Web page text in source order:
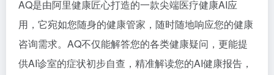
AQ是由阿里健康匠心打造的一款尖端医疗健康AI应
用，它宛如您随身的健康管家，随时随地响应您的健康
咨询需求。AQ不仅能解答您的各类健康疑问，更能提
供AI诊室的症状初步自查，精准解读您的AI健康报告，